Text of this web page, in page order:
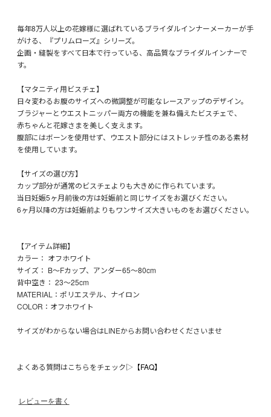
毎年8万人以上の花嫁様に選ばれているブライダルインナーメーカーが手
がける、『プリムローズ』シリーズ。
企画・縫製をすべて日本で行っている、高品質なブライダルインナーで
す。
【マタニティ用ビスチェ】
日々変わるお腹のサイズへの微調整が可能なレースアップのデザイン。
ブラジャーとウエストニッパー両方の機能を兼ね備えたビスチェで、
赤ちゃんと花嫁さまを美しく支えます。
腹部にはボーンを使用せず、ウエスト部分にはストレッチ性のある素材
を使用しています。
【サイズの選び方】
カップ部分が通常のビスチェよりも大きめに作られています。
当日妊娠5ヶ月前後の方は妊娠前と同じサイズをお選びください。
6ヶ月以降の方は妊娠前よりもワンサイズ大きいものをお選びください。
【アイテム詳細】
カラー： オフホワイト
サイズ： B〜Fカップ、アンダー65〜80cm
背中空き： 23〜25cm
MATERIAL：ポリエステル、ナイロン
COLOR：オフホワイト
サイズがわからない場合はLINEからお問い合わせくださいませ
よくある質問はこちらをチェック▷ 【FAQ】
レビューを書く